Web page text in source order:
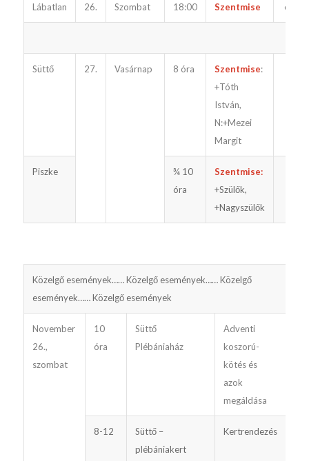
Lábatlan 26. Szombat 18:00 Szentmise előtte
Süttő 27. Vasárnap 8 óra Szentmise:
+Tóth
István,
N:+Mezei
Margit
Piszke
¾ 10
óra
Szentmise:
+Szülők,
+Nagyszülők
Közelgő események…… Közelgő események…… Közelgő
események…… Közelgő események
November
26.,
szombat
10
óra
Süttő
Plébániaház
Adventi
koszorú-
kötés és
azok
megáldása
8-12
Süttő –
plébániakert
Kertrendezés